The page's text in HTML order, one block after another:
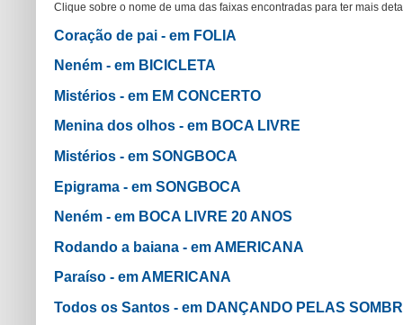
Clique sobre o nome de uma das faixas encontradas para ter mais
Coração de pai - em FOLIA
Neném - em BICICLETA
Mistérios - em EM CONCERTO
Menina dos olhos - em BOCA LIVRE
Mistérios - em SONGBOCA
Epigrama - em SONGBOCA
Neném - em BOCA LIVRE 20 ANOS
Rodando a baiana - em AMERICANA
Paraíso - em AMERICANA
Todos os Santos - em DANÇANDO PELAS